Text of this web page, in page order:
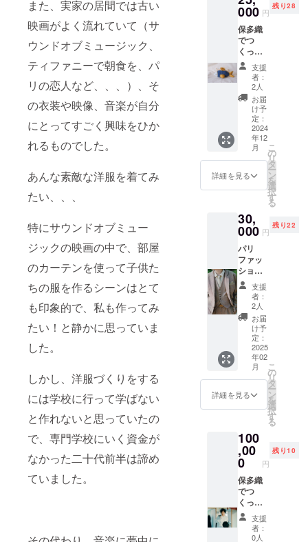
また、実家の居間では古い
映画がよく流れていて（サ
ウンドオブミュージック、
ティファニーで朝食を、パ
リの恋人など、、、）、そ
の衣装や映像、音楽が自分
にとってすごく興味をひか
れるものでした。
あんな素敵な洋服を着てみ
たい、、、
特にサウンドオブミュー
ジックの映画の中で、部屋
のカーテンを使って子供た
ちの服を作るシーンはとて
も印象的で、私も作ってみ
たい！と静かに思っていま
した。
しかし、洋服づくりをする
には学校に行って学ばない
と作れないと思っていたの
で、専門学校にいく資金が
なかった二十代前半は諦め
ていました。
200回
程、使
用可能
です。
000 円
残り28
保多織
でつ
くった
おさか
なの巾
ラーリ
ングに
ついて
は未定
サイ
ズ W
約27cm
H約
15.5cm
マチ約
支援
者：
2人
お届
け予
定：
2024
年12
月
詳細を見る
こ
の
リ
タ
ー
ン
を
選
択
す
る
30,
000 円
残り22
パリ
ファッ
ション
ウィー
クにて
発表し
たコレ
クショ
ンのカ
タログ
をつく
りま
す。 カ
タログ
の最後
にご支
だいた
方のお
名前を
記載さ
せてい
ただき
ます。
記載す
る際、
ご希望
支援
者：
2人
お届
け予
定：
2025
年02
月
詳細を見る
こ
の
リ
タ
ー
ン
を
選
択
す
る
100
,00
0 円
残り10
保多織
でつ
くった
オー
ダーメ
イド
支援
者：
0人